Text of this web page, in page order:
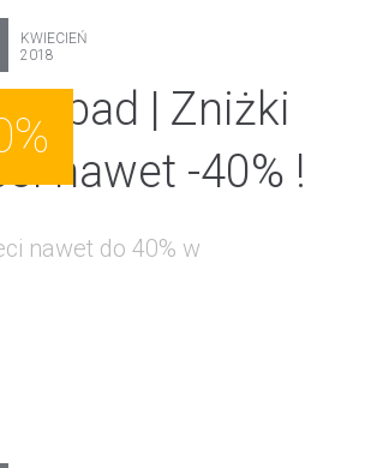
KWIECIEŃ
2018
| Zniżki
nawet -40% !
nawet do 40% w